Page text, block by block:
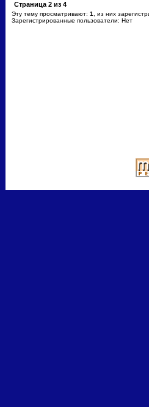
Страница 2 из 4
Эту тему просматривают: 1
, из них
Зарегистрированные пользователи: Нет